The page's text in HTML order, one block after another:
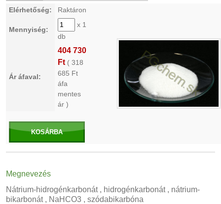
Elérhetőség: Raktáron
Mennyiség:
x 1
db
Ár áfaval:
404 730
Ft ( 318
685 Ft
áfa
mentes
ár )
KOSÁRBA
Megnevezés
Nátrium-hidrogénkarbonát , hidrogénkarbonát , nátrium-
bikarbonát , NaHCO3 , szódabikarbóna